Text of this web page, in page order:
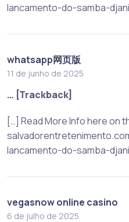
lancamento-do-samba-
whatsapp网页版
11 de junho de 2025
… [Trackback]
[…] Read More Info here on
lancamento-do-samba-
vegasnow online casino
6 de julho de 2025